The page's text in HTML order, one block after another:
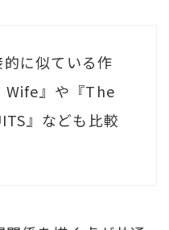
に似ている作
Wife』や『The
』なども比較